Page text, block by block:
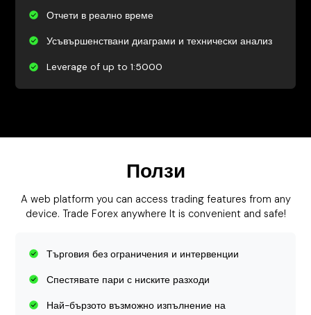
Отчети в реално време
Усъвършенствани диаграми и технически анализ
Leverage of up to 1:5000
Ползи
A web platform you can access trading features from any
device. Trade Forex anywhere It is convenient and safe!
Търговия без ограничения и интервенции
Спестявате пари с ниските разходи
Най-бързото възможно изпълнение на